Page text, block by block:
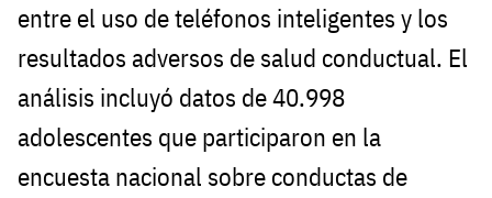
entre el uso de teléfonos inteligentes y los
resultados adversos de salud conductual. El
análisis incluyó datos de 40.998
adolescentes que participaron en la
encuesta nacional sobre conductas de